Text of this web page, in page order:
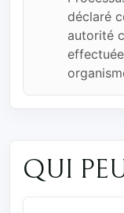
déclaré
autorité
QUI